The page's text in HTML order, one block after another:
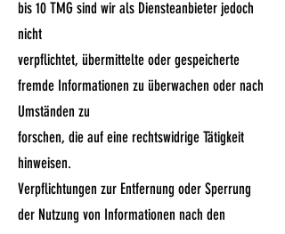
bis 10 TMG sind wir als Diensteanbieter jedoch
nicht
verpflichtet, übermittelte oder gespeicherte
fremde Informationen zu überwachen oder nach
Umständen zu
forschen, die auf eine rechtswidrige Tätigkeit
hinweisen.
Verpflichtungen zur Entfernung oder Sperrung
der Nutzung von Informationen nach den